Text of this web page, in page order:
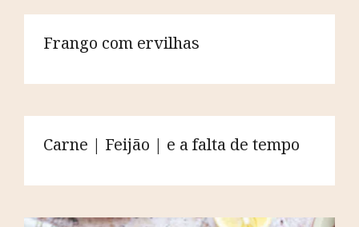
Frango com ervilhas
Carne | Feijão | e a falta de tempo